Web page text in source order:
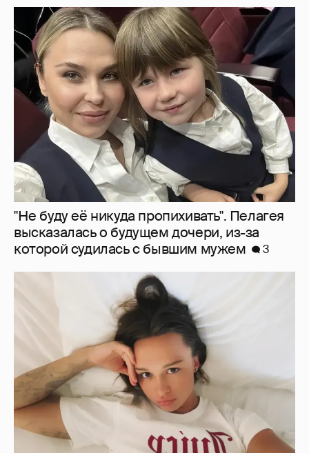
"Не буду её никуда пропихивать". Пелагея
высказалась о будущем дочери, из-за
которой судилась с бывшим мужем
3
Молится о поездке на Бали: Диана
Шурыгина воцерковилась в СИЗО